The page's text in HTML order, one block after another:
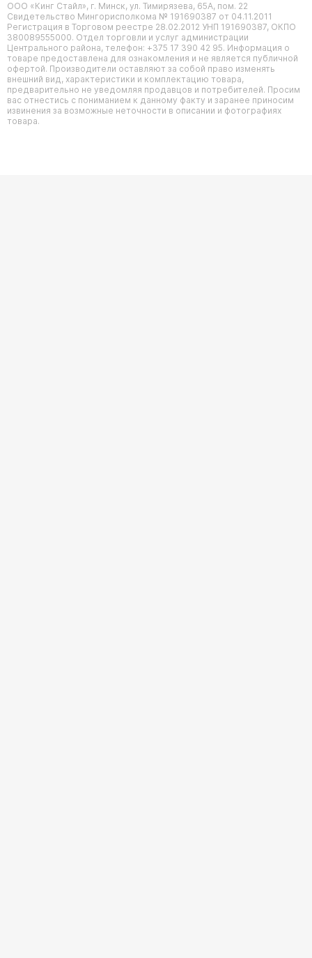
ООО «Кинг Стайл», г. Минск, ул. Тимирязева, 65А, пом. 22
Свидетельство Мингорисполкома № 191690387 от 04.11.2011
Регистрация в Торговом реестре 28.02.2012 УНП 191690387, ОКПО
380089555000. Отдел торговли и услуг администрации
Центрального района, телефон: +375 17 390 42 95. Информация о
товаре предоставлена для ознакомления и не является публичной
офертой. Производители оставляют за собой право изменять
внешний вид, характеристики и комплектацию товара,
предварительно не уведомляя продавцов и потребителей. Просим
вас отнестись с пониманием к данному факту и заранее приносим
извинения за возможные неточности в описании и фотографиях
товара.